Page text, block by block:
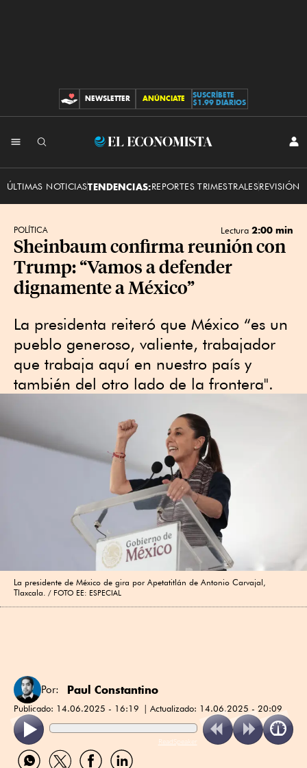
CONTRIBUCIONES
NEWSLETTER ANÚNCIATE
SUSCRÍBETE
$1.99 DIARIOS
El
ÚLTIMAS NOTICIASTENDENCIAS:REPORTES TRIMESTRALESREVISIÓN
POLÍTICA Lectura 2:00 min
Sheinbaum confirma reunión con
Trump: “Vamos a defender
dignamente a México”
La presidenta reiteró que México “es un
pueblo generoso, valiente, trabajador
que trabaja aquí en nuestro país y
también del otro lado de la frontera".
La presidente de México de gira por Apetatitlán de Antonio Carvajal,
Tlaxcala.
FOTO EE: ESPECIAL
Por: Paul Constantino
Publicado: 14.06.2025 - 16:19 Actualizado: 14.06.2025 - 20:09
ReadSpeaker
Compartir
por
Compartir
por
Compartir
por
Compartir
por